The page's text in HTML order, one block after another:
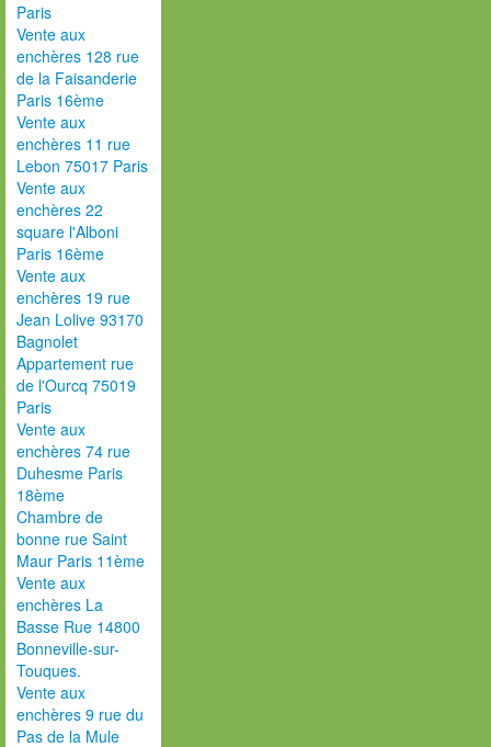
Paris
Vente aux
enchères 128 rue
de la Faisanderie
Paris 16ème
Vente aux
enchères 11 rue
Lebon 75017 Paris
Vente aux
enchères 22
square l'Alboni
Paris 16ème
Vente aux
enchères 19 rue
Jean Lolive 93170
Bagnolet
Appartement rue
de l'Ourcq 75019
Paris
Vente aux
enchères 74 rue
Duhesme Paris
18ème
Chambre de
bonne rue Saint
Maur Paris 11ème
Vente aux
enchères La
Basse Rue 14800
Bonneville-sur-
Touques.
Vente aux
enchères 9 rue du
Pas de la Mule